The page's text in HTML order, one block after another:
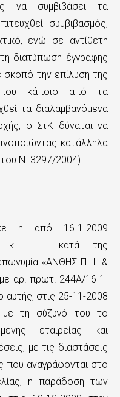
να συμβιβάσει τα
συμβιβασμός,
ενώ σε αντίθετη
διατύπωση έγγραφης
την επίλυση της
κάποιο από τα
τα διαλαμβανόμενα
ο ΣτΚ δύναται να
κατάλληλα
Ν. 3297/2004).
η από 16-1-2009
............κατά της
«ΑΝΘΗΣ Π. Ι. &
αρ. πρωτ. 244Α/16-1-
στις 25-11-2008
με τη σύζυγό του το
εταιρείας και
με τις διαστάσεις
που αναγράφονται στο
η παράδοση των